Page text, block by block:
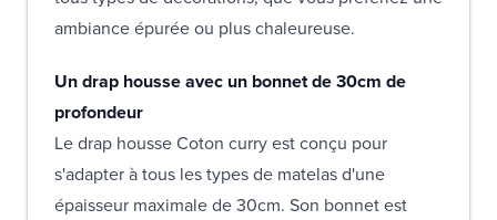
ambiance épurée ou plus chaleureuse.
Un drap housse avec un bonnet de 30cm de
profondeur
Le drap housse Coton curry est conçu pour
s'adapter à tous les types de matelas d'une
épaisseur maximale de 30cm. Son bonnet est